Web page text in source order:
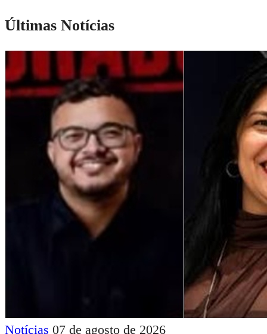
Últimas Notícias
Notícias 07 de agosto de 2026